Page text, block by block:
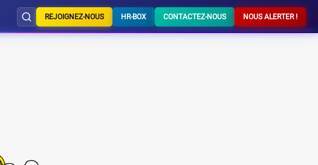
REJOIGNEZ-NOUS HR-BOX CONTACTEZ-NOUS NOUS ALERTER !